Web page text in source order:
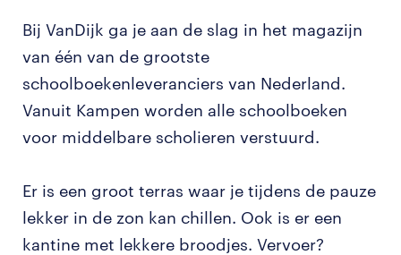
Bij VanDijk ga je aan de slag in het magazijn
van één van de grootste
schoolboekenleveranciers van Nederland.
Vanuit Kampen worden alle schoolboeken
voor middelbare scholieren verstuurd.
Er is een groot terras waar je tijdens de pauze
lekker in de zon kan chillen. Ook is er een
kantine met lekkere broodjes. Vervoer?